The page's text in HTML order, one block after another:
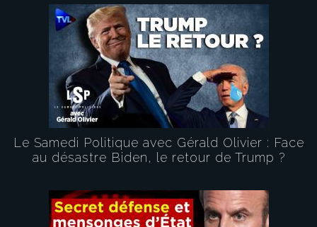
Le Samedi Politique avec Gérald Olivier : Face
au désastre Biden, le retour de Trump ?